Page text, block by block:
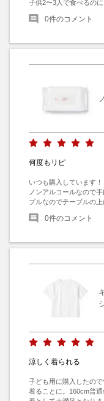
子供2〜3人で食べるの
0件のコメント
何度もリピ
いつも購入しています！
ノンアルコールなので
プルなのでテーブルの
0件のコメント
涼しく着られる
子ども用に購入したの
着ることに。160cm普